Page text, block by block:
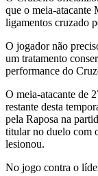
que o meia-atacante
ligamentos cruzado
O jogador não
um tratamento
performance do
O meia-atacante de
restante desta
pela Raposa na
titular no duelo com
lesionou.
No jogo contra o